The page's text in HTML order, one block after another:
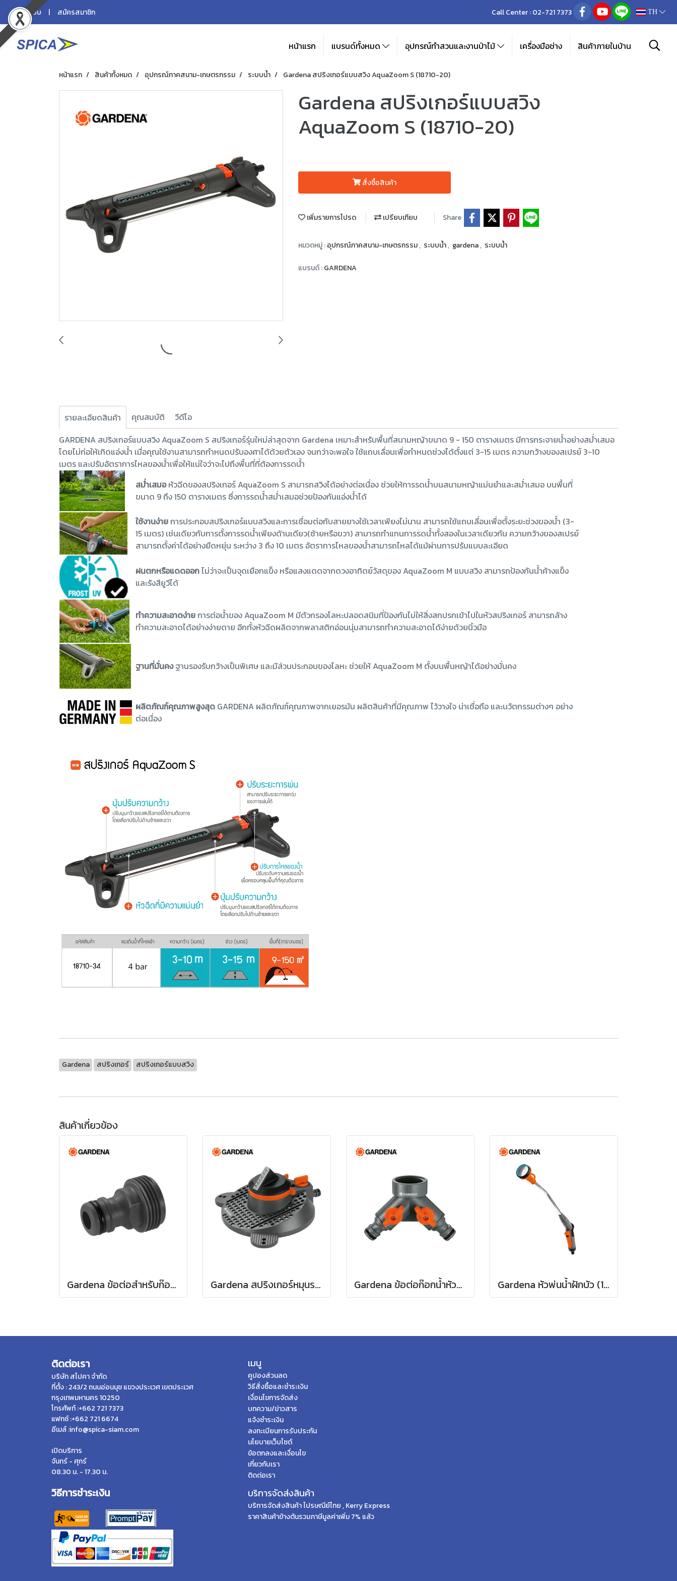
เข้าสู่ระบบ สมัครสมาชิก Call Center :02-721 7373 TH
หน้าแรก แบรนด์ทั้งหมด อุปกรณ์ทำสวนและงานป่าไม้ เครื่องมือช่าง สินค้าภายในบ้าน
หน้าแรก สินค้าทั้งหมด อุปกรณ์ภาคสนาม-เกษตรกรรม ระบบน้ำ Gardena สปริงเกอร์แบบสวิง AquaZoom S (18710-20)
Gardena สปริงเกอร์แบบสวิง
AquaZoom S (18710-20)
สั่งซื้อสินค้า
เพิ่มรายการโปรด เปรียบเทียบ Share
หมวดหมู่ :อุปกรณ์ภาคสนาม-เกษตรกรรม, ระบบน้ำ, gardena, ระบบน้ำ
แบรนด์ :GARDENA
รายละเอียดสินค้า คุณสมบัติ
วีดีโอ
GARDENA สปริงเกอร์แบบสวิง AquaZoom S สปริงเกอร์รุ่นใหม่ล่าสุดจาก Gardena เหมาะสำหรับพื้นที่สนามหญ้าขนาด 9 - 150 ตารางเมตร มีการกระจายน้ำอย่างสม่ำเสมอ
โดยไม่ก่อให้เกิดแอ่งน้ำ เมื่อคุณใช้งานสามารถกำหนดปรับองศาได้ด้วยตัวเอง จนกว่าจะพอใจ ใช้แถบเลื่อนเพื่อกำหนดช่วงได้ตั้งแต่ 3-15 เมตร ความกว้างของสเปรย์ 3-10
เมตร และปรับอัตราการไหลของน้ำเพื่อให้แน่ใจว่าจะไปถึงพื้นที่ที่ต้องการรดน้ำ
สม่ำเสมอหัวฉีดของสปริงเกอร์ AquaZoom S สามารถสวิงได้อย่างต่อเนื่อง ช่วยให้การรดน้ำบนสนามหญ้าแม่นยำและสม่ำเสมอ บนพื้นที่
ขนาด 9 ถึง 150 ตารางเมตร ซึ่งการรดน้ำสม่ำเสมอช่วยป้องกันแอ่งน้ำได้
ใช้งานง่ายการประกอบสปริงเกอร์แบบสวิงและการเชื่อมต่อกับสายยางใช้เวลาเพียงไม่นาน สามารถใช้แถบเลื่อนเพื่อตั้งระยะช่วงของน้ำ (3-
15 เมตร) เช่นเดียวกับการตั้งการรดน้ำเพียงด้านเดียว(ซ้ายหรือขวา) สามารถทำแทนการรดน้ำทั้งสองในเวลาเดียวกัน ความกว้างของสเปรย์
สามารถตั้งค่าได้อย่างยืดหยุ่น ระหว่าง 3 ถึง 10 เมตร อัตราการไหลของน้ำสามารถไหลได้แม้ผ่านการปรับแบบละเอียด
ฝนตกหรือแดดออกไม่ว่าจะเป็นจุดเยือกแข็ง หรือแสงแดดจากดวงอาทิตย์วัสดุของ AquaZoom M แบบสวิง สามารถป้องกันน้ำค้างแข็ง
และรังสียูวีได้
ทำความสะอาดง่ายการต่อน้ำของ AquaZoom M มีตัวกรองโลหะปลอดสนิมที่ป้องกันไม่ให้สิ่งสกปรกเข้าไปในหัวสปริงเกอร์ สามารถล้าง
ทำความสะอาดได้อย่างง่ายดาย อีกทั้งหัวฉีดผลิตจากพลาสติกอ่อนนุ่มสามารถทำความสะอาดได้ง่ายด้วยนิ้วมือ
ฐานที่มั่นคงฐานรองรับกว้างเป็นพิเศษ และมีส่วนประกอบของโลหะ ช่วยให้ AquaZoom M ตั้งบนพื้นหญ้าได้อย่างมั่นคง
ผลิตภัณฑ์คุณภาพสูงสุด GARDENA ผลิตภัณฑ์คุณภาพจากเยอรมัน ผลิตสินค้าที่มีคุณภาพ ไว้วางใจ น่าเชื่อถือ และนวัตกรรมต่างๆ อย่าง
ต่อเนื่อง
Gardena สปริงเกอร์ สปริงเกอร์แบบสวิง
สินค้าเกี่ยวข้อง
Gardena ข้อต่อสำหรับก๊อกน้ำ ขนาด 3/4" (26.5 มม.) (00921-50) Gardena สปริงเกอร์หมุนรอบแบบปรับได้ Tango (02065-20) Gardena ข้อต่อก๊อกน้ำหัวแยกสองทาง 26.5 มม. (3/4") (00938-20) Gardena หัวพ่นน้ำฝักบัว (18330-20)
ติดต่อเรา
บริษัท สไปคา จำกัด
ที่ตั้ง : 243/2 ถนนอ่อนนุช แขวงประเวศ เขตประเวศ
กรุงเทพมหานคร 10250
โทรศัพท์ :+662 721 7373
แฟกซ์ :+662 721 6674
อีเมล์ :info@spica-siam.com
เปิดบริการ
จันทร์ - ศุกร์
08.30 น. - 17.30 น.
วิธีการชำระเงิน
เมนู
คูปองส่วนลด
วิธีสั่งซื้อและชำระเงิน
เงื่อนไขการจัดส่ง
บทความ/ข่าวสาร
แจ้งชำระเงิน
ลงทะเบียนการรับประกัน
นโยบายเว็บไซต์
ข้อตกลงและเงื่อนไข
เกี่ยวกับเรา
ติดต่อเรา
บริการจัดส่งสินค้า
บริการจัดส่งสินค้า ไปรษณีย์ไทย , Kerry Express
ราคาสินค้าข้างต้นรวมภาษีมูลค่าเพิ่ม 7% แล้ว